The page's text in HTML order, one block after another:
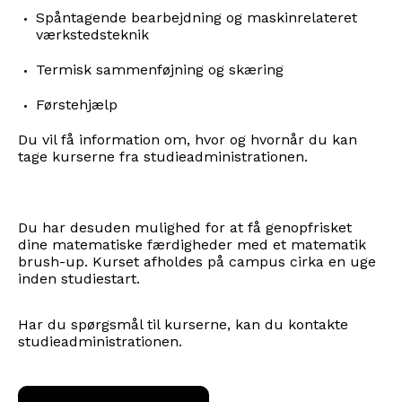
Spåntagende bearbejdning og maskinrelateret
værkstedsteknik
Termisk sammenføjning og skæring
Førstehjælp
Du vil få information om, hvor og hvornår du kan
tage kurserne fra studieadministrationen.
Du har desuden mulighed for at få genopfrisket
dine matematiske færdigheder med et matematik
brush-up. Kurset afholdes på campus cirka en uge
inden studiestart.
Har du spørgsmål til kurserne, kan du kontakte
studieadministrationen.